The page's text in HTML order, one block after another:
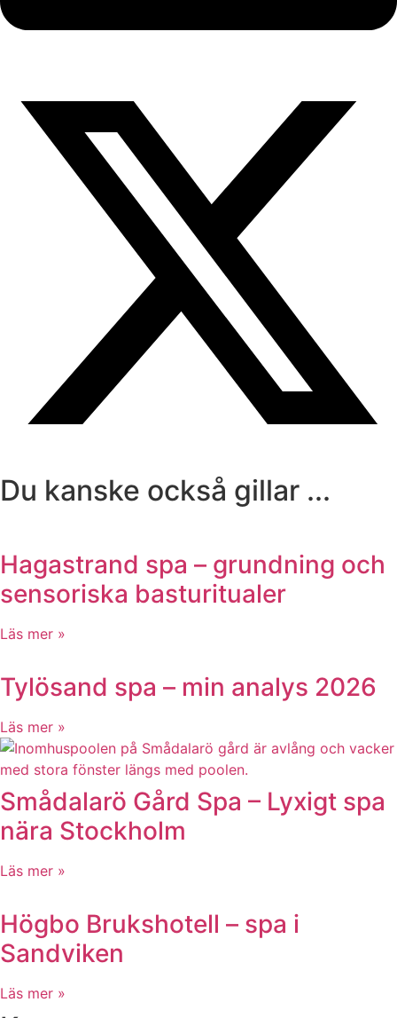
Du kanske också gillar ...
Hagastrand spa – grundning och
sensoriska basturitualer
Läs mer »
Tylösand spa – min analys 2026
Läs mer »
Smådalarö Gård Spa – Lyxigt spa
nära Stockholm
Läs mer »
Högbo Brukshotell – spa i
Sandviken
Läs mer »